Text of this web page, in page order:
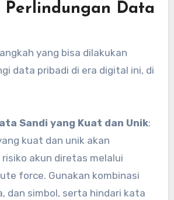
Perlindungan Data
yang bisa dilakukan
data pribadi di era digital ini, di
Sandi yang Kuat dan Unik:
kuat dan unik akan
akun diretas melalui
force. Gunakan kombinasi
dan simbol, serta hindari kata